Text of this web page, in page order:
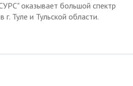
оказывает большой спектр
г. Туле и Тульской области.